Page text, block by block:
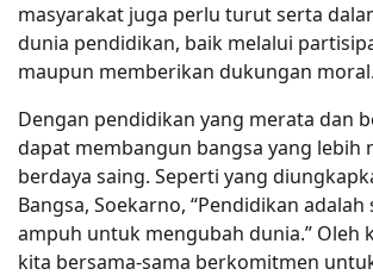
masyarakat juga perlu turut serta
dunia pendidikan, baik melalui
maupun memberikan dukungan moral.
Dengan pendidikan yang merata dan
dapat membangun bangsa yang lebih
berdaya saing. Seperti yang
Bangsa, Soekarno, “Pendidikan
ampuh untuk mengubah dunia.” Oleh
kita bersama-sama berkomitmen